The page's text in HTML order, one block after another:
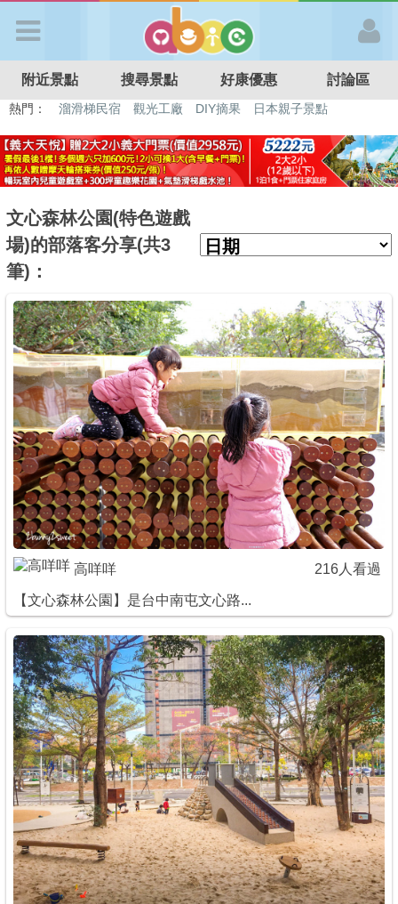
APP登入
首 頁
好康優惠
最新消息
最新留言
商家合作
推薦景點
討論區
聯絡我們
APP下載
附近景點 搜尋景點 好康優惠 討論區
熱門： 溜滑梯民宿 觀光工廠 DIY摘果
日本親子景點
文心森林公園(特色遊戲
場)的部落客分享(共3
筆)：
高咩咩 216人看過
【文心森林公園】是台中南屯文心路...